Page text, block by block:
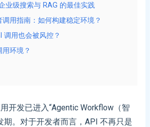
业级搜索与 RAG 的最佳实践
用指南：如何构建稳定环境？
调用也会被风控？
环境？
开发已进入“Agentic Workflow（智
期。对于开发者而言，API 不再只是